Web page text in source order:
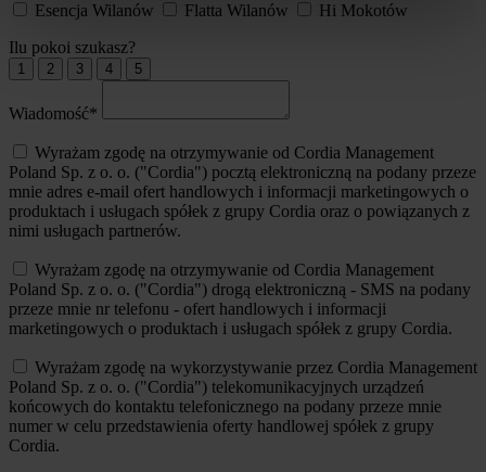
Esencja Wilanów
Flatta Wilanów
Hi Mokotów
Ilu pokoi szukasz?
1 2 3 4 5
Wiadomość*
Wyrażam zgodę na otrzymywanie od Cordia Management
Poland Sp. z o. o. ("Cordia") pocztą elektroniczną na podany przeze
mnie adres e-mail ofert handlowych i informacji marketingowych o
produktach i usługach spółek z grupy Cordia oraz o powiązanych z
nimi usługach partnerów.
Wyrażam zgodę na otrzymywanie od Cordia Management
Poland Sp. z o. o. ("Cordia") drogą elektroniczną - SMS na podany
przeze mnie nr telefonu - ofert handlowych i informacji
marketingowych o produktach i usługach spółek z grupy Cordia.
Wyrażam zgodę na wykorzystywanie przez Cordia Management
Poland Sp. z o. o. ("Cordia") telekomunikacyjnych urządzeń
końcowych do kontaktu telefonicznego na podany przeze mnie
numer w celu przedstawienia oferty handlowej spółek z grupy
Cordia.